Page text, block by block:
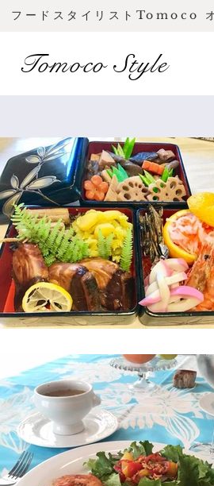
フードスタイリストTomoco
Tomoco Style